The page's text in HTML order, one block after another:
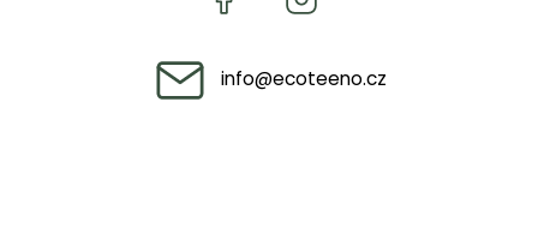
info@ecoteeno.cz